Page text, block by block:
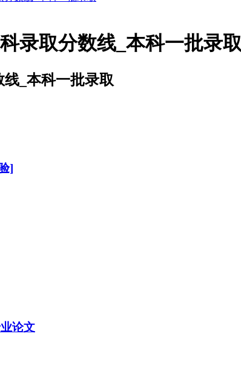
录取分数线_本科一批录取
_本科一批录取
]
论文